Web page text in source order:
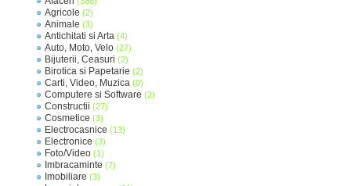
Agricole (2)
Animale (3)
Antichitati si Arta (4)
Auto, Moto, Velo (27)
Bijuterii, Ceasuri (2)
Birotica si Papetarie (2)
Carti, Video, Muzica (0)
Computere si Software (2)
Constructii (27)
Cosmetice (3)
Electrocasnice (13)
Electronice (3)
Foto/Video (1)
Imbracaminte (7)
Imobiliare (3)